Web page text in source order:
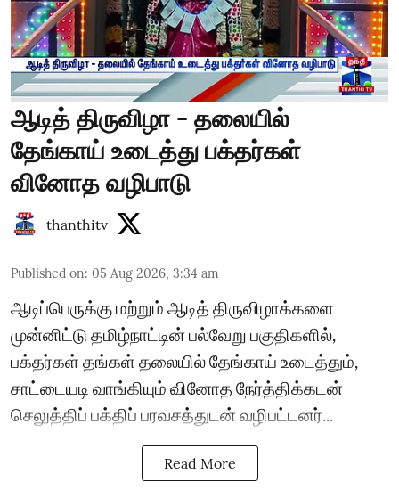
ஆடித் திருவிழா - தலையில்
தேங்காய் உடைத்து பக்தர்கள்
வினோத வழிபாடு
thanthitv
Published on: 05 Aug 2026, 3:34 am
ஆடிப்பெருக்கு மற்றும் ஆடித் திருவிழாக்களை
முன்னிட்டு தமிழ்நாட்டின் பல்வேறு பகுதிகளில்,
பக்தர்கள் தங்கள் தலையில் தேங்காய் உடைத்தும்,
சாட்டையடி வாங்கியும் வினோத நேர்த்திக்கடன்
செலுத்திப் பக்திப் பரவசத்துடன் வழிபட்டனர்...
Read More